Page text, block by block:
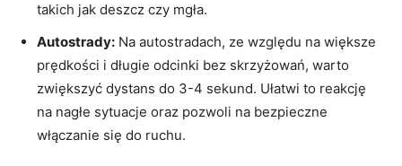
takich jak deszcz czy mgła.
Autostrady: Na autostradach, ze względu na większe
prędkości i długie odcinki bez skrzyżowań, warto
zwiększyć dystans do 3-4 sekund. Ułatwi to reakcję
na nagłe sytuacje oraz pozwoli na bezpieczne
włączanie się do ruchu.